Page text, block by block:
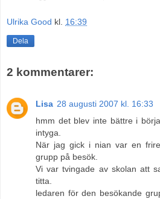
Ulrika Good kl. 16:39
Dela
2 kommentarer:
Lisa 28 augusti 2007 kl. 16:33
hmm det blev inte bättre i
intyga.
När jag gick i nian var en
grupp på besök.
Vi var tvingade av skolan att
titta.
ledaren för den besökande